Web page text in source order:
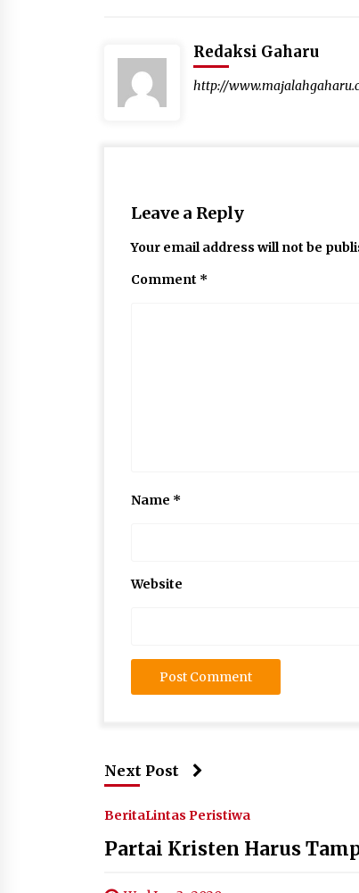
Redaksi Gaharu
http://
Leave a Reply
Your email address will not be
Comment *
Name *
Website
Next Post
BeritaLintas Peristiwa
Partai Kristen Harus